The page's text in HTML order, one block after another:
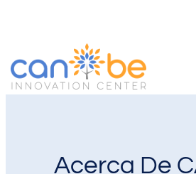
Acerca De